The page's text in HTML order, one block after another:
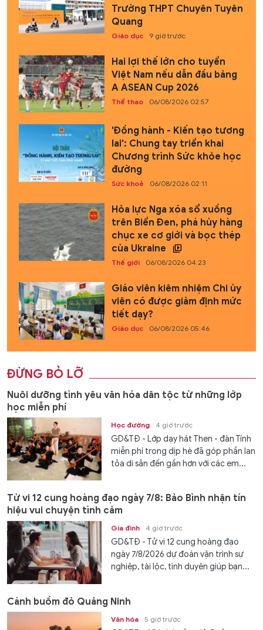
Trường THPT Chuyên Tuyên
Quang
Giáo dục 9 giờ trước
Hai lợi thế lớn cho tuyển
Việt Nam nếu dẫn đầu bảng
A ASEAN Cup 2026
Thể thao 06/08/2026 02:57
'Đồng hành - Kiến tạo tương
lai': Chung tay triển khai
Chương trình Sức khỏe học
đường
Sức khoẻ 06/08/2026 02:11
Hỏa lực Nga xóa sổ xuồng
trên Biển Đen, phá hủy hàng
chục xe cơ giới và bọc thép
của Ukraine
Thế giới 06/08/2026 04:23
Giáo viên kiêm nhiệm Chi ủy
viên có được giảm định mức
tiết dạy?
Giáo dục 06/08/2026 05:46
ĐỪNG BỎ LỠ
Nuôi dưỡng tình yêu văn hóa dân tộc từ những lớp
học miễn phí
Học đường 4 giờ trước
GD&TĐ - Lớp dạy hát Then - đàn Tính
miễn phí trong dịp hè đã góp phần lan
tỏa di sản đến gần hơn với các em...
Tử vi 12 cung hoàng đạo ngày 7/8: Bảo Bình nhận tín
hiệu vui chuyện tình cảm
Gia đình 4 giờ trước
GD&TĐ - Tử vi 12 cung hoàng đạo
ngày 7/8/2026 dự đoán vận trình sự
nghiệp, tài lộc, tình duyên giúp bạn...
Cánh buồm đỏ Quảng Ninh
Văn hóa 5 giờ trước